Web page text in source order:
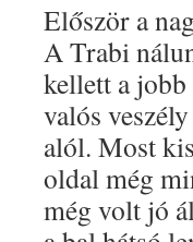
Először a
A Trabi
kellett a
valós
alól. Most
oldal még
még volt jó